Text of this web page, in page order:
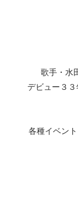
歌手・水
デビュー３
各種イベン